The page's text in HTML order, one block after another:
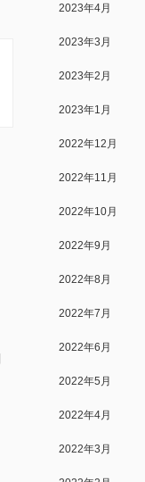
2023年4月
2023年3月
2023年2月
2023年1月
2022年12月
2022年11月
2022年10月
2022年9月
2022年8月
2022年7月
2022年6月
2022年5月
2022年4月
2022年3月